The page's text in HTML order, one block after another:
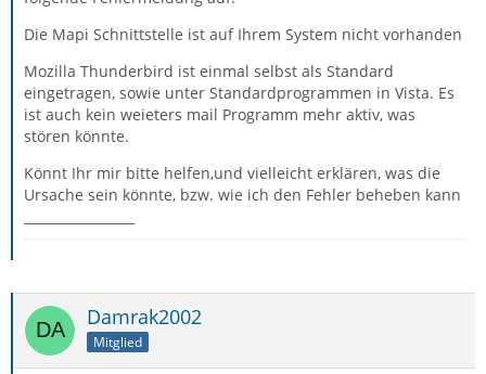
Die Mapi Schnittstelle ist auf Ihrem System nicht vorhanden
Mozilla Thunderbird ist einmal selbst als Standard
eingetragen, sowie unter Standardprogrammen in Vista. Es
ist auch kein weieters mail Programm mehr aktiv, was
stören könnte.
Könnt Ihr mir bitte helfen,und vielleicht erklären, was die
Ursache sein könnte, bzw. wie ich den Fehler beheben kann
Damrak2002
Mitglied